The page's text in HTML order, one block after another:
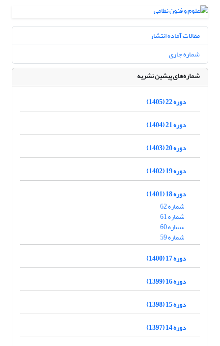
مقالات آماده انتشار
شماره جاری
شماره‌های پیشین نشریه
دوره 22 (1405)
دوره 21 (1404)
دوره 20 (1403)
دوره 19 (1402)
دوره 18 (1401)
شماره 62
شماره 61
شماره 60
شماره 59
دوره 17 (1400)
دوره 16 (1399)
دوره 15 (1398)
دوره 14 (1397)